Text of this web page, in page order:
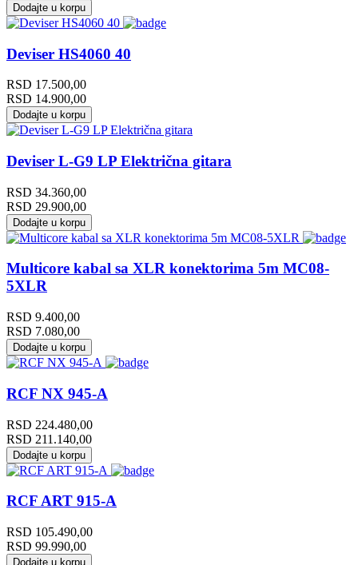
Dodajte u korpu
Deviser HS4060 40
RSD 17.500,00
RSD 14.900,00
Dodajte u korpu
Deviser L-G9 LP Električna gitara
RSD 34.360,00
RSD 29.900,00
Dodajte u korpu
Multicore kabal sa XLR konektorima 5m MC08-
5XLR
RSD 9.400,00
RSD 7.080,00
Dodajte u korpu
RCF NX 945-A
RSD 224.480,00
RSD 211.140,00
Dodajte u korpu
RCF ART 915-A
RSD 105.490,00
RSD 99.990,00
Dodajte u korpu